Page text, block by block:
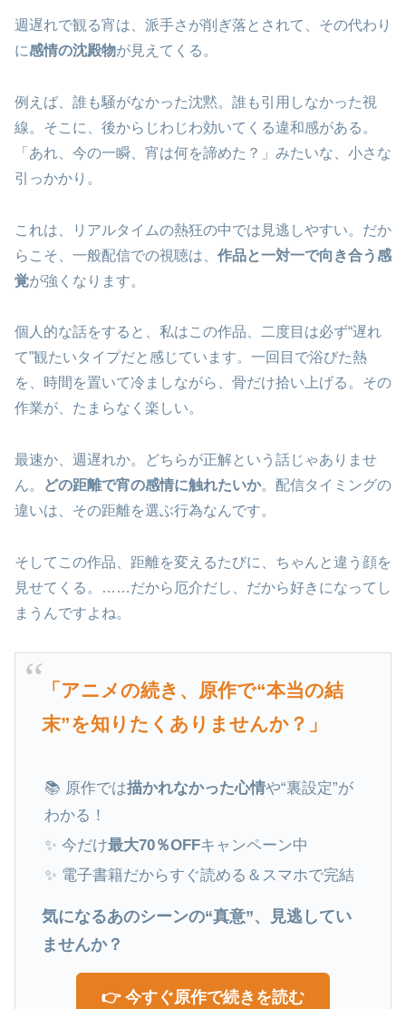
週遅れで観る宵は、派手さが削ぎ落とされて、その代わり
に感情の沈殿物が見えてくる。
例えば、誰も騒がなかった沈黙。誰も引用しなかった視
線。そこに、後からじわじわ効いてくる違和感がある。
「あれ、今の一瞬、宵は何を諦めた？」みたいな、小さな
引っかかり。
これは、リアルタイムの熱狂の中では見逃しやすい。だか
らこそ、一般配信での視聴は、 作品と一対一で向き合う感
覚が強くなります。
個人的な話をすると、私はこの作品、二度目は必ず“遅れ
て”観たいタイプだと感じています。一回目で浴びた熱
を、時間を置いて冷ましながら、骨だけ拾い上げる。その
作業が、たまらなく楽しい。
最速か、週遅れか。どちらが正解という話じゃありませ
ん。
どの距離で宵の感情に触れたいか。配信タイミングの
違いは、その距離を選ぶ行為なんです。
そしてこの作品、距離を変えるたびに、ちゃんと違う顔を
見せてくる。……だから厄介だし、だから好きになってし
まうんですよね。
「アニメの続き、原作で“本当の結
末”を知りたくありませんか？」
📚 原作では描かれなかった心情や“裏設定”が
わかる！
✨ 今だけ最大70％OFFキャンペーン中
✨ 電子書籍だからすぐ読める＆スマホで完結
気になるあのシーンの“真意”、見逃してい
ませんか？
👉 今すぐ原作で続きを読む